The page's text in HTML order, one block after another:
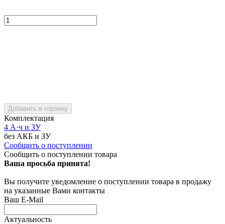
Добавить в корзину
Комплектация
4 А·ч и ЗУ
без АКБ и ЗУ
Сообщить о поступлении
Сообщить о поступлении товара
Ваша просьба принята!
Вы получите уведомление о поступлении товара в продажу
на указанные Вами контакты
Ваш E-Mail
Актуальность